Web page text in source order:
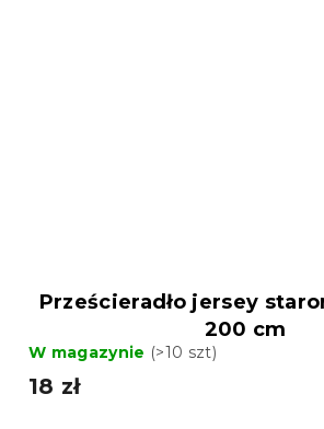
Prześcieradło jersey
200 cm
W magazynie (>10 szt)
18 zł